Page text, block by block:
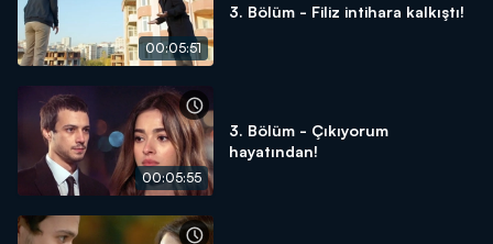
00:05:51
3. Bölüm - Filiz intihara kalkıştı!
00:05:55
3. Bölüm - Çıkıyorum
hayatından!